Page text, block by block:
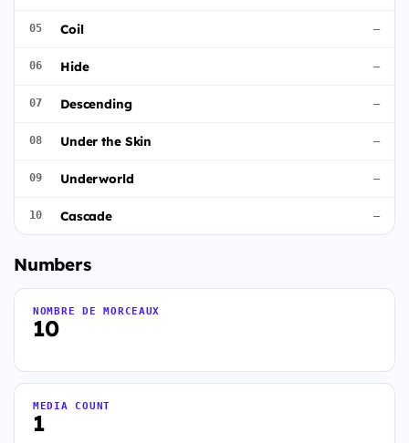
05 Coil —
06 Hide —
07 Descending —
08 Under the Skin —
09 Underworld —
10 Cascade —
Numbers
10
NOMBRE DE MORCEAUX
1
MEDIA COUNT